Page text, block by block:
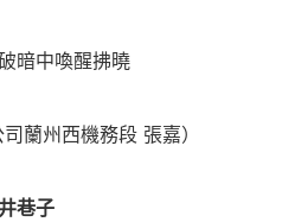
暗中喚醒拂曉
蘭州西機務段 張嘉）
巷子